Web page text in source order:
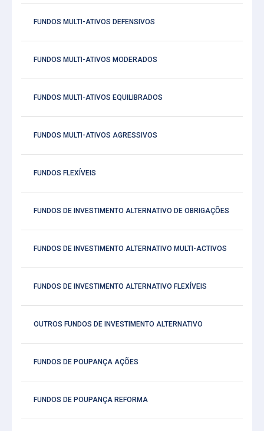
FUNDOS MULTI-ATIVOS DEFENSIVOS
FUNDOS MULTI-ATIVOS MODERADOS
FUNDOS MULTI-ATIVOS EQUILIBRADOS
FUNDOS MULTI-ATIVOS AGRESSIVOS
FUNDOS FLEXÍVEIS
FUNDOS DE INVESTIMENTO ALTERNATIVO DE OBRIGAÇÕES
FUNDOS DE INVESTIMENTO ALTERNATIVO MULTI-ACTIVOS
FUNDOS DE INVESTIMENTO ALTERNATIVO FLEXÍVEIS
OUTROS FUNDOS DE INVESTIMENTO ALTERNATIVO
FUNDOS DE POUPANÇA AÇÕES
FUNDOS DE POUPANÇA REFORMA